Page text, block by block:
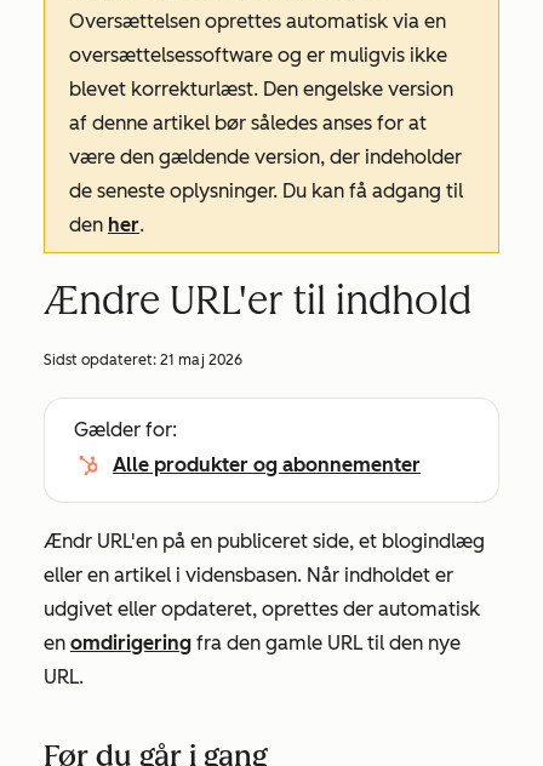
Oversættelsen oprettes automatisk via en
oversættelsessoftware og er muligvis ikke
blevet korrekturlæst. Den engelske version
af denne artikel bør således anses for at
være den gældende version, der indeholder
de seneste oplysninger. Du kan få adgang til
den her.
Ændre URL'er til indhold
Sidst opdateret: 21 maj 2026
Gælder for:
Alle produkter og abonnementer
Ændr URL'en på en publiceret side, et blogindlæg
eller en artikel i vidensbasen. Når indholdet er
udgivet eller opdateret, oprettes der automatisk
en omdirigering fra den gamle URL til den nye
URL.
Før du går i gang